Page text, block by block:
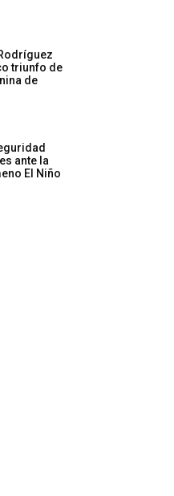
triunfo de
de
ante la
El Niño